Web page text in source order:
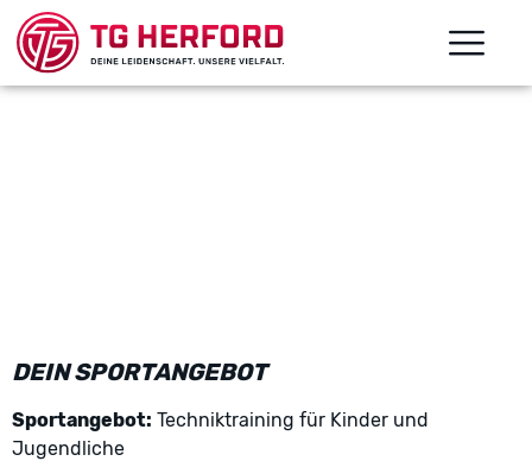
DEIN SPORTANGEBOT
Sportangebot: Techniktraining für Kinder und
Jugendliche